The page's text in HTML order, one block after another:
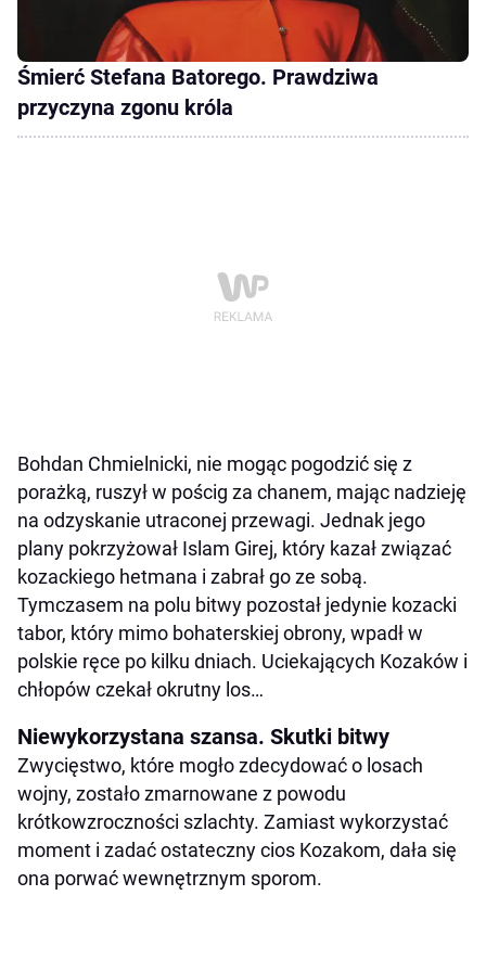
Śmierć Stefana Batorego. Prawdziwa
przyczyna zgonu króla
Bohdan Chmielnicki, nie mogąc pogodzić się z
porażką, ruszył w pościg za chanem, mając nadzieję
na odzyskanie utraconej przewagi. Jednak jego
plany pokrzyżował Islam Girej, który kazał związać
kozackiego hetmana i zabrał go ze sobą.
Tymczasem na polu bitwy pozostał jedynie kozacki
tabor, który mimo bohaterskiej obrony, wpadł w
polskie ręce po kilku dniach. Uciekających Kozaków i
chłopów czekał okrutny los…
Niewykorzystana szansa. Skutki bitwy
Zwycięstwo, które mogło zdecydować o losach
wojny, zostało zmarnowane z powodu
krótkowzroczności szlachty. Zamiast wykorzystać
moment i zadać ostateczny cios Kozakom, dała się
ona porwać wewnętrznym sporom.